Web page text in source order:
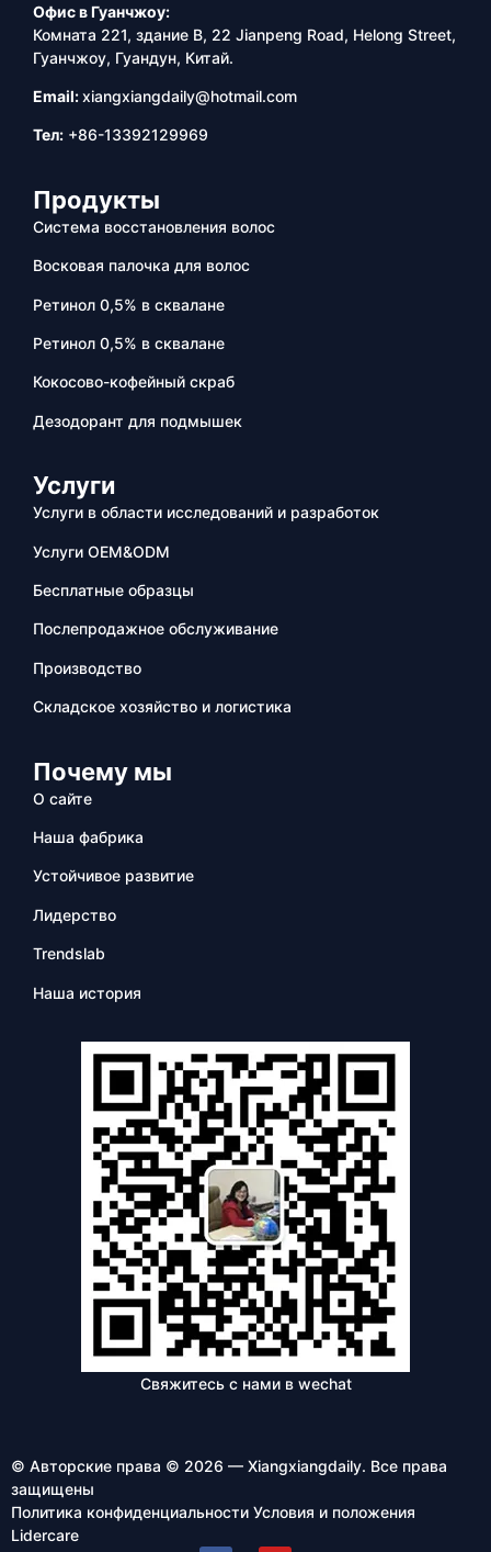
Офис в Гуанчжоу:
Комната 221, здание B, 22 Jianpeng Road, Helong Street,
Гуанчжоу, Гуандун, Китай.
Email:xiangxiangdaily@hotmail.com
Тел: +86-13392129969
Продукты
Система восстановления волос
Восковая палочка для волос
Ретинол 0,5% в сквалане
Ретинол 0,5% в сквалане
Кокосово-кофейный скраб
Дезодорант для подмышек
Услуги
Услуги в области исследований и разработок
Услуги OEM&ODM
Бесплатные образцы
Послепродажное обслуживание
Производство
Складское хозяйство и логистика
Почему мы
О сайте
Наша фабрика
Устойчивое развитие
Лидерство
Trendslab
Наша история
Свяжитесь с нами в wechat
© Авторские права © 2026 — Xiangxiangdaily. Все права
защищены
Политика конфиденциальности Условия и положения
Lidercare